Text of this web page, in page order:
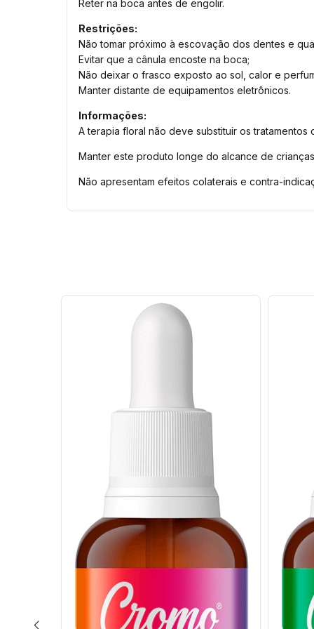
Reter na boca antes de engolir.
Restrições:
Não tomar próximo à escovação dos dentes e
Evitar que a cânula encoste na boca;
Não deixar o frasco exposto ao sol, calor e
Manter distante de equipamentos eletrônicos.
Informações:
A terapia floral não deve substituir os tratamentos
Manter este produto longe do alcance de
Não apresentam efeitos colaterais e contra-